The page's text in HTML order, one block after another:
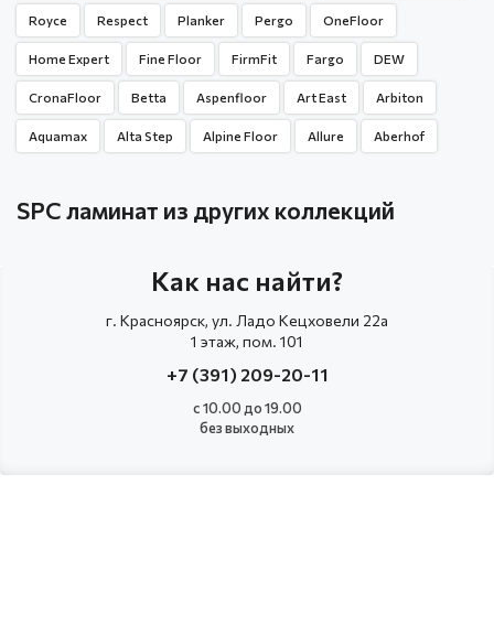
Royce Respect Planker Pergo OneFloor
Home Expert Fine Floor FirmFit Fargo DEW
CronaFloor Betta Aspenfloor Art East Arbiton
Aquamax Alta Step Alpine Floor Allure Aberhof
SPC ламинат из других коллекций
Как нас найти?
г. Красноярск, ул. Ладо Кецховели 22а
1 этаж, пом. 101
+7 (391) 209-20-11
с 10.00 до 19.00
без выходных